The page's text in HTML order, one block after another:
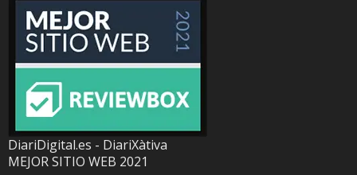
DiariDigital.es - DiariXàtiva
MEJOR SITIO WEB 2021